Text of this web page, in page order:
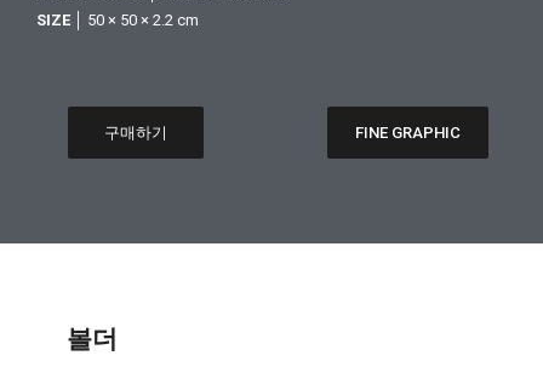
SIZE │ 50 × 50 × 2.2 cm
구매하기 FINE GRAPHIC
볼더